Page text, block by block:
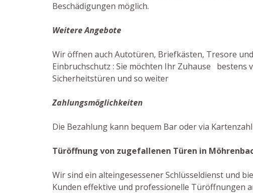
Beschädigungen möglich.
Weitere Angebote
Wir öffnen auch Autotüren, Briefkästen, Tresore
Einbruchschutz : Sie möchten Ihr Zuhause bestens
Sicherheitstüren und so weiter
Zahlungsmöglichkeiten
Die Bezahlung kann bequem Bar oder via
Türöffnung von zugefallenen Türen in
Wir sind ein alteingesessener Schlüsseldienst und
Kunden effektive und professionelle Türöffnungen